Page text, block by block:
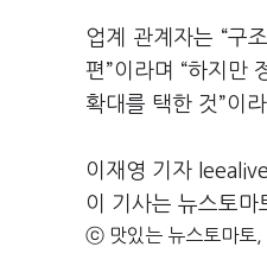
업계 관계자는 “구
편”이라며 “하지만
확대를 택한 것”이
이재영 기자
이 기사는 뉴스토마
ⓒ 맛있는 뉴스토마토,